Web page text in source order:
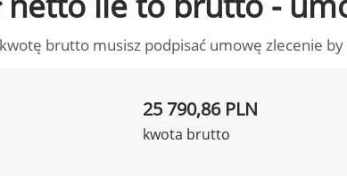
brutto musisz podpisać umowę zlecenie
25 790,86 PLN
kwota brutto